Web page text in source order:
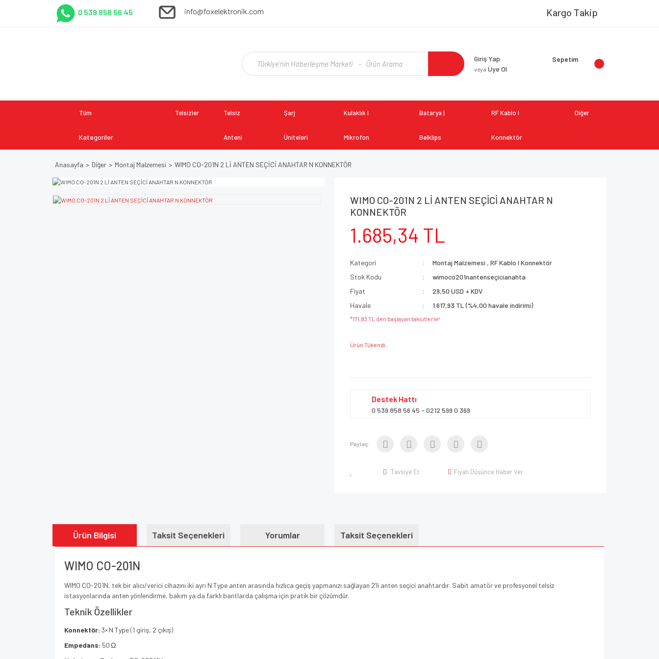
0 539 858 56 45 info@foxelektronik.com Kargo Takip
Giriş Yap
veya Üye Ol
Sepetim
Tüm
Kategoriler
Telsizler Telsiz
Anteni
Şarj
Üniteleri
Kulaklık I
Mikrofon
Batarya |
Belklips
RF Kablo I
Konnektör
Diğer
Anasayfa Diğer Montaj Malzemesi WIMO CO-201N 2 Lİ ANTEN SEÇİCİ ANAHTAR N KONNEKTÖR
WIMO CO-201N 2 Lİ ANTEN SEÇİCİ ANAHTAR N
KONNEKTÖR
1.685,34 TL
Kategori Montaj Malzemesi ,RF Kablo I Konnektör
Stok Kodu
wimoco201nantenseçicianahta
Fiyat
29,50 USD + KDV
Havale
1.617,93 TL (%4,00 havale indirimi)
*171,83 TL den başlayan taksitlerle!
Ürün Tükendi.
Destek Hattı
0 539 858 56 45 - 0212 599 0 369
Paylaş:
Tavsiye Et Fiyatı Düşünce Haber Ver
Ürün Bilgisi Taksit Seçenekleri Yorumlar Taksit Seçenekleri
WIMO CO-201N
WIMO CO-201N, tek bir alıcı/verici cihazını iki ayrı N Type anten arasında hızlıca geçiş yapmanızı sağlayan 2’li anten seçici anahtardır. Sabit amatör ve profesyonel telsiz
istasyonlarında anten yönlendirme, bakım ya da farklı bantlarda çalışma için pratik bir çözümdür.
Teknik Özellikler
Konnektör: 3× N Type (1 giriş, 2 çıkış)
Empedans: 50 Ω